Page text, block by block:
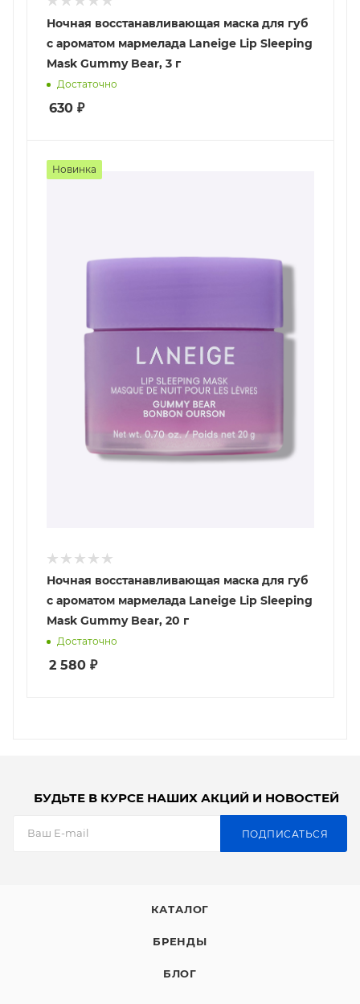
Ночная восстанавливающая маска для губ
с ароматом мармелада Laneige Lip Sleeping
Mask Gummy Bear, 3 г
Достаточно
630 ₽
Новинка
Ночная восстанавливающая маска для губ
с ароматом мармелада Laneige Lip Sleeping
Mask Gummy Bear, 20 г
Достаточно
2 580 ₽
БУДЬТЕ В КУРСЕ НАШИХ АКЦИЙ И НОВОСТЕЙ
ПОДПИСАТЬСЯ
КАТАЛОГ
БРЕНДЫ
БЛОГ